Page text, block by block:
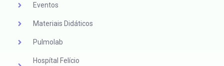
Eventos
Materiais Didáticos
Pulmolab
Hospítal Felício